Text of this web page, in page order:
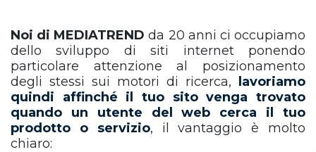
Noi di MEDIATRENDda 20 anni ci occupiamo
dello sviluppo di siti internet ponendo
particolare attenzione al posizionamento
degli stessi sui motori di ricerca,
lavoriamo
quindi affinché il tuo sito venga trovato
quando un utente del web cerca il tuo
prodotto o servizio, il vantaggio è molto
chiaro: